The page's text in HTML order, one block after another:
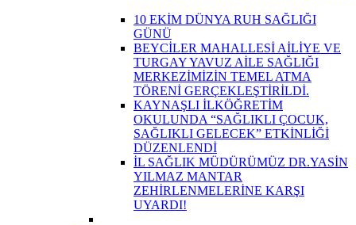
10 EKİM DÜNYA RUH SAĞLIĞI
GÜNÜ
BEYCİLER MAHALLESİ AİLİYE VE
TURGAY YAVUZ AİLE SAĞLIĞI
MERKEZİMİZİN TEMEL ATMA
TÖRENİ GERÇEKLEŞTİRİLDİ.
KAYNAŞLI İLKÖĞRETİM
OKULUNDA “SAĞLIKLI ÇOCUK,
SAĞLIKLI GELECEK” ETKİNLİĞİ
DÜZENLENDİ
İL SAĞLIK MÜDÜRÜMÜZ DR.YASİN
YILMAZ MANTAR
ZEHİRLENMELERİNE KARŞI
UYARDI!